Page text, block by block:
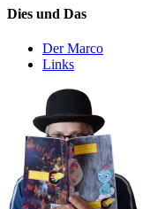
Dies und Das
Der Marco
Links